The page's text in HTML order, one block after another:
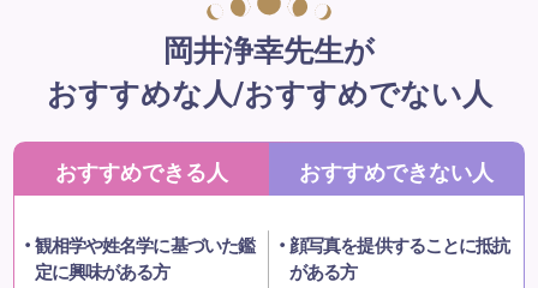
岡井浄幸先生が
おすすめな人/おすすめでない人
おすすめできる人
観相学や姓名学に基づいた鑑
定に興味がある方
おすすめできない人
顔写真を提供することに抵抗
がある方